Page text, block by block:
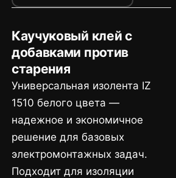
Каучуковый клей с
добавками против
старения
Универсальная изолента IZ
1510 белого цвета —
надежное и экономичное
решение для базовых
электромонтажных задач.
Подходит для изоляции